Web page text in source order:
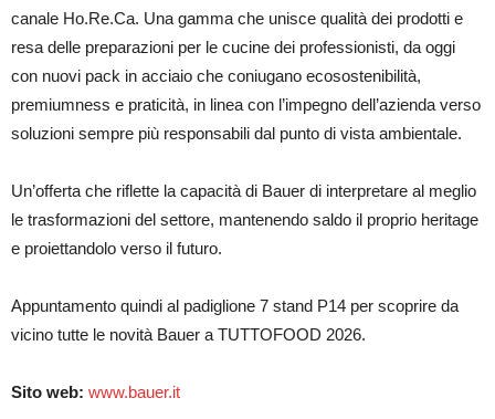
canale Ho.Re.Ca. Una gamma che unisce qualità dei prodotti e
resa delle preparazioni per le cucine dei professionisti, da oggi
con nuovi pack in acciaio che coniugano ecosostenibilità,
premiumness e praticità, in linea con l’impegno dell’azienda verso
soluzioni sempre più responsabili dal punto di vista ambientale.
Un’offerta che riflette la capacità di Bauer di interpretare al meglio
le trasformazioni del settore, mantenendo saldo il proprio heritage
e proiettandolo verso il futuro.
Appuntamento quindi al padiglione 7 stand P14 per scoprire da
vicino tutte le novità Bauer a TUTTOFOOD 2026.
Sito web: www.bauer.it